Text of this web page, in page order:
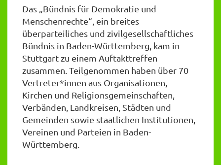
Das „Bündnis für Demokratie und
Menschenrechte“, ein breites
überparteiliches und zivilgesellschaftliches
Bündnis in Baden-Württemberg, kam in
Stuttgart zu einem Auftakttreffen
zusammen. Teilgenommen haben über 70
Vertreter*innen aus Organisationen,
Kirchen und Religionsgemeinschaften,
Verbänden, Landkreisen, Städten und
Gemeinden sowie staatlichen Institutionen,
Vereinen und Parteien in Baden-
Württemberg.